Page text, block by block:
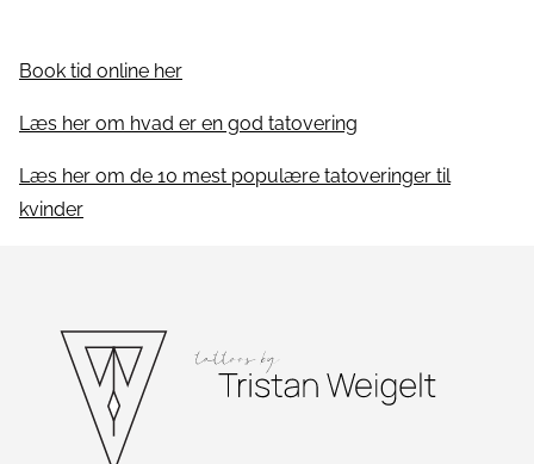
Book tid online her
Læs her om hvad er en god tatovering
Læs her om de 10 mest populære tatoveringer til
kvinder